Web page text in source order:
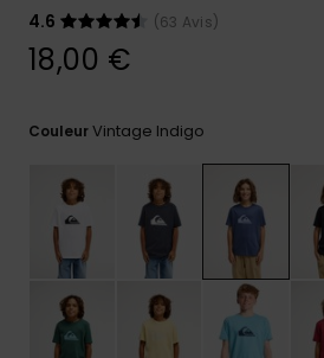
conversation
les plus
fréquentes et
formulaire
de contact.
Consulter
la FAQ
LISTE DE
SOUHAITS
4.6
(63 Avis)
18,00 €
CouleurVintage Indigo